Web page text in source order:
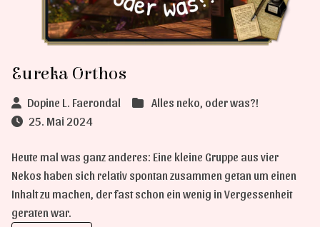
Eureka Orthos
Dopine L. Faerondal
Alles neko, oder was?!
25. Mai 2024
Heute mal was ganz anderes: Eine kleine Gruppe aus vier
Nekos haben sich relativ spontan zusammen getan um einen
Inhalt zu machen, der fast schon ein wenig in Vergessenheit
geraten war.